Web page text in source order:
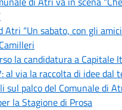
Atri “Un sabato, con gli
la candidatura a Capitale
al via la raccolta di idee dal
sul palco del Comunale di
la Stagione di Prosa